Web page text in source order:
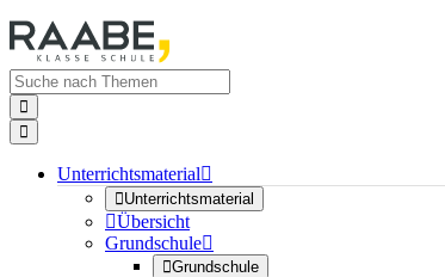


Unterrichtsmaterial
Unterrichtsmaterial
Übersicht
Grundschule
Grundschule